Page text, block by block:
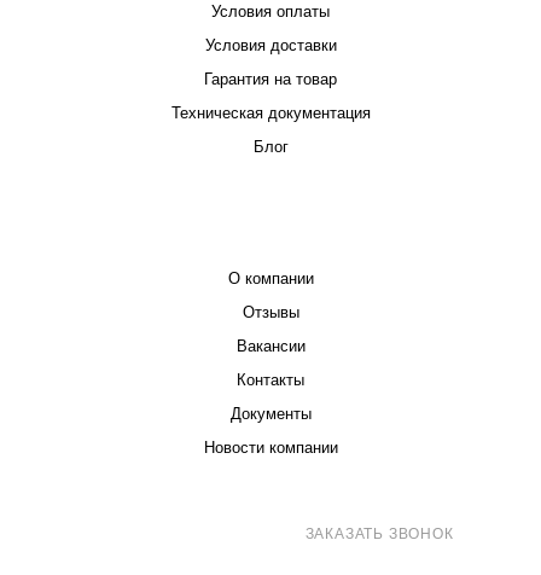
Условия оплаты
Условия доставки
Гарантия на товар
Техническая документация
Блог
О компании
Отзывы
Вакансии
Контакты
Документы
Новости компании
ЗАКАЗАТЬ ЗВОНОК